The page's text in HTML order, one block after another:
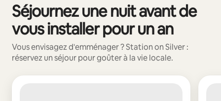
Séjournez une nuit avant de
vous installer pour un an
Vous envisagez d'emménager ? Station on Silver :
réservez un séjour pour goûter à la vie locale.
0 sur 0 élément visible